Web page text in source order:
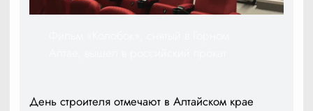
День строителя отмечают в Алтайском крае